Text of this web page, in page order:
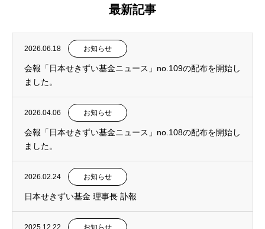
最新記事
2026.06.18 お知らせ
会報「日本せきずい基金ニュース」no.109の配布を開始し
ました。
2026.04.06 お知らせ
会報「日本せきずい基金ニュース」no.108の配布を開始し
ました。
2026.02.24 お知らせ
日本せきずい基金 理事長 訃報
2025.12.22 お知らせ